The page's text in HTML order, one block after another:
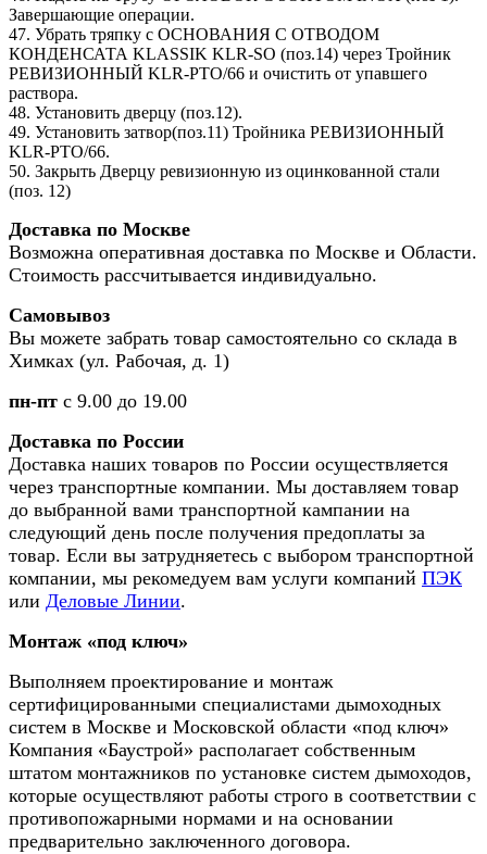
Завершающие операции.
47. Убрать тряпку с ОСНОВАНИЯ С ОТВОДОМ
КОНДЕНСАТА KLASSIK KLR-SO (поз.14) через Тройник
РЕВИЗИОННЫЙ KLR-PTO/66 и очистить от упавшего
раствора.
48. Установить дверцу (поз.12).
49. Установить затвор(поз.11) Тройника РЕВИЗИОННЫЙ
KLR-PTO/66.
50. Закрыть Дверцу ревизионную из оцинкованной стали
(поз. 12)
Доставка по Москве
Возможна оперативная доставка по Москве и Области.
Стоимость рассчитывается индивидуально.
Самовывоз
Вы можете забрать товар самостоятельно со склада в
Химках (ул. Рабочая, д. 1)
пн-пт с 9.00 до 19.00
Доставка по России
Доставка наших товаров по России осуществляется
через транспортные компании. Мы доставляем товар
до выбранной вами транспортной кампании на
следующий день после получения предоплаты за
товар. Если вы затрудняетесь с выбором транспортной
компании, мы рекомедуем вам услуги компаний ПЭК
или Деловые Линии.
Монтаж «под ключ»
Выполняем проектирование и монтаж
сертифицированными специалистами дымоходных
систем в Москве и Московской области «под ключ»
Компания «Баустрой» располагает собственным
штатом монтажников по установке систем дымоходов,
которые осуществляют работы строго в соответствии с
противопожарными нормами и на основании
предварительно заключенного договора.